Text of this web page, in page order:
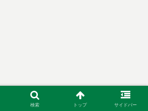
検索 トップ サイドバー